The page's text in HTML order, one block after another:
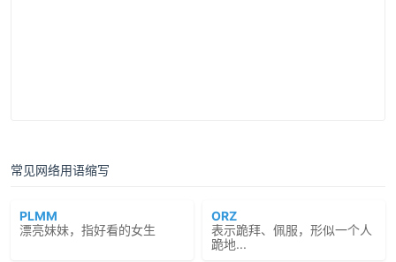
常见网络用语缩写
PLMM
漂亮妹妹，指好看的女生
ORZ
表示跪拜、佩服，形似一个人
跪地...